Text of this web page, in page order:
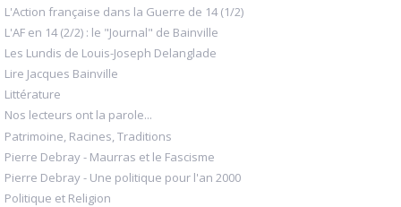
L'Action française dans la Guerre de 14 (1/2)
L'AF en 14 (2/2) : le "Journal" de Bainville
Les Lundis de Louis-Joseph Delanglade
Lire Jacques Bainville
Littérature
Nos lecteurs ont la parole...
Patrimoine, Racines, Traditions
Pierre Debray - Maurras et le Fascisme
Pierre Debray - Une politique pour l'an 2000
Politique et Religion